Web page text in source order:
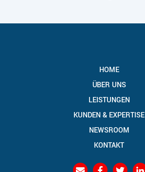
HOME
ÜBER UNS
LEISTUNGEN
KUNDEN & EXPERTISE
NEWSROOM
KONTAKT